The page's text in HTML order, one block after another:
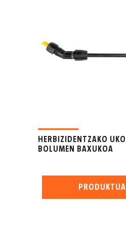
HERBIZIDENTZAKO
BOLUMEN BAXUKOA
PRODUKTUA